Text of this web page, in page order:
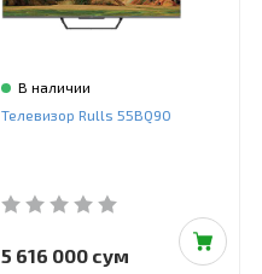
В наличии
Телевизор Rulls 55BQ90
5 616 000 сум